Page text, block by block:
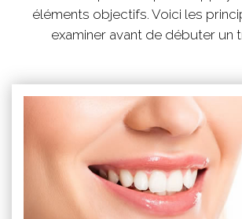
éléments objectifs. Voici les
examiner avant de débuter un